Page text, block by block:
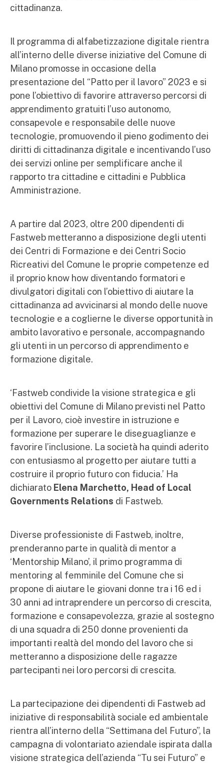
cittadinanza.
Il programma di alfabetizzazione digitale rientra
all’interno delle diverse iniziative del Comune di
Milano promosse in occasione della
presentazione del “Patto per il lavoro” 2023 e si
pone l’obiettivo di favorire attraverso percorsi di
apprendimento gratuiti l’uso autonomo,
consapevole e responsabile delle nuove
tecnologie, promuovendo il pieno godimento dei
diritti di cittadinanza digitale e incentivando l’uso
dei servizi online per semplificare anche il
rapporto tra cittadine e cittadini e Pubblica
Amministrazione.
A partire dal 2023, oltre 200 dipendenti di
Fastweb metteranno a disposizione degli utenti
dei Centri di Formazione e dei Centri Socio
Ricreativi del Comune le proprie competenze ed
il proprio know how diventando formatori e
divulgatori digitali con l’obiettivo di aiutare la
cittadinanza ad avvicinarsi al mondo delle nuove
tecnologie e a coglierne le diverse opportunità in
ambito lavorativo e personale, accompagnando
gli utenti in un percorso di apprendimento e
formazione digitale.
‘Fastweb condivide la visione strategica e gli
obiettivi del Comune di Milano previsti nel Patto
per il Lavoro, cioè investire in istruzione e
formazione per superare le diseguaglianze e
favorire l’inclusione. La società ha quindi aderito
con entusiasmo al progetto per aiutare tutti a
costruire il proprio futuro con fiducia.’ Ha
dichiarato Elena Marchetto, Head of Local
Governments Relations di Fastweb.
Diverse professioniste di Fastweb, inoltre,
prenderanno parte in qualità di mentor a
‘Mentorship Milano’, il primo programma di
mentoring al femminile del Comune che si
propone di aiutare le giovani donne tra i 16 ed i
30 anni ad intraprendere un percorso di crescita,
formazione e consapevolezza, grazie al sostegno
di una squadra di 250 donne provenienti da
importanti realtà del mondo del lavoro che si
metteranno a disposizione delle ragazze
partecipanti nei loro percorsi di crescita.
La partecipazione dei dipendenti di Fastweb ad
iniziative di responsabilità sociale ed ambientale
rientra all’interno della “Settimana del Futuro”, la
campagna di volontariato aziendale ispirata dalla
visione strategica dell’azienda “Tu sei Futuro” e